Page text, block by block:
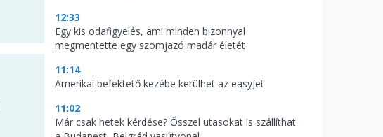
12:33
Egy kis odafigyelés, ami minden bizonnyal
megmentette egy szomjazó madár életét
11:14
Amerikai befektető kezébe kerülhet az easyJet
11:02
Már csak hetek kérdése? Ősszel utasokat is szállíthat